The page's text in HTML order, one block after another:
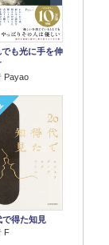
でも光に手を伸
Payao
で得た知見
F